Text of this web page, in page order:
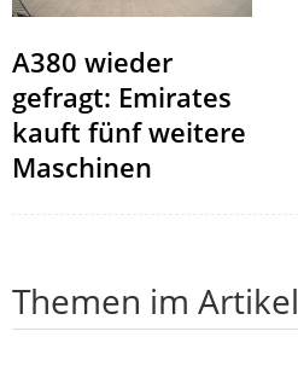
A380 wieder
gefragt: Emirates
kauft fünf weitere
Maschinen
Themen im Artikel